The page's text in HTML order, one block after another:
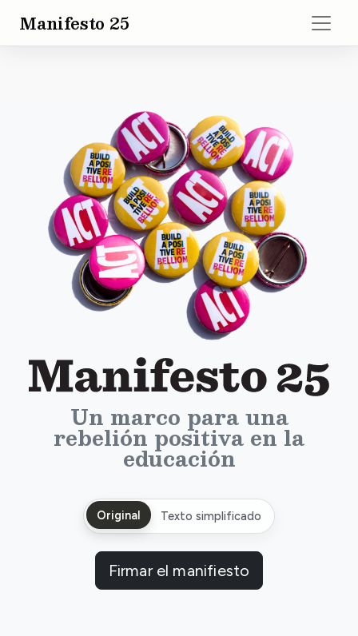
Manifesto 25
Manifesto 25: Un marco
Un marco para una
rebelión positiva en la
educación
Original Texto simplificado
Firmar el manifiesto